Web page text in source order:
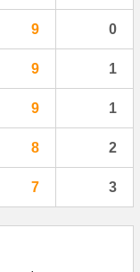
9 0
9 1
9 1
8 2
7 3